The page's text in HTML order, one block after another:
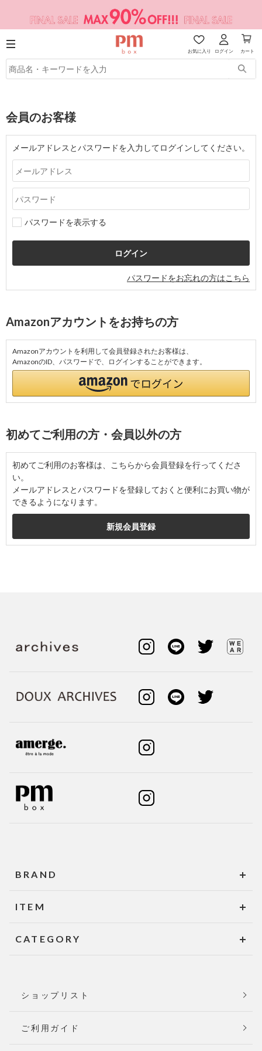
お気に入り ログイン カート
会員のお客様
メールアドレスとパスワードを入力してログインしてください。
パスワードを表示する
パスワードをお忘れの方はこちら
Amazonアカウントをお持ちの方
Amazonアカウントを利用して会員登録されたお客様は、
AmazonのID、パスワードで、ログインすることができます。
初めてご利用の方・会員以外の方
初めてご利用のお客様は、こちらから会員登録を行ってくださ
い。
メールアドレスとパスワードを登録しておくと便利にお買い物が
できるようになります。
BRAND
ITEM
CATEGORY
ショップリスト
ご利用ガイド